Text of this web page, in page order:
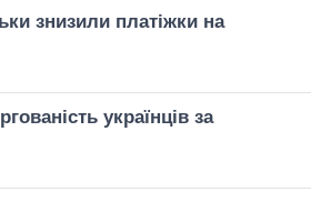
знизили платіжки на
українців за